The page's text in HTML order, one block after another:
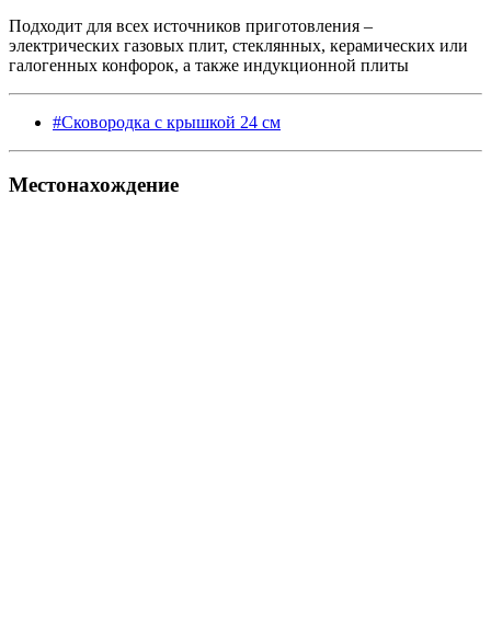
Подходит для всех источников приготовления –
электрических газовых плит, стеклянных, керамических или
галогенных конфорок, а также индукционной плиты
#Сковородка с крышкой 24 см
Местонахождение